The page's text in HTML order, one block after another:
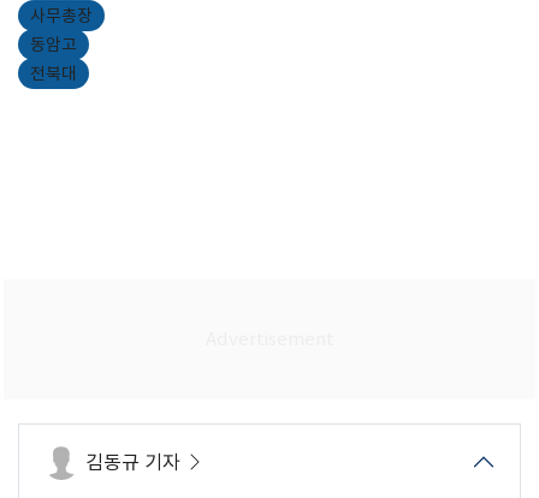
사무총장
동암고
전북대
김동규 기자